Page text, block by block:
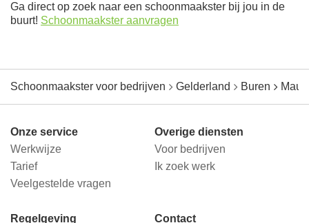
Ga direct op zoek naar een schoonmaakster bij jou in de
buurt! Schoonmaakster aanvragen
Schoonmaakster voor bedrijven Gelderland Buren
Onze service
Werkwijze
Tarief
Veelgestelde vragen
Overige diensten
Voor bedrijven
Ik zoek werk
Regelgeving Contact